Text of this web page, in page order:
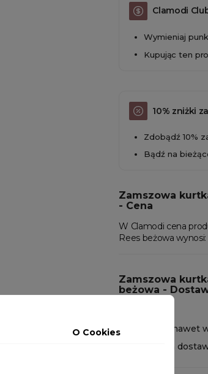
Clamodi
Wymieniaj
Kupując ten
10% zniżki
Zdobądź 10%
Bądź na
Zamszowa
- Cena
W Clamodi cena
Rees beżowa wynosi:
Zamszowa
beżowa -
Wysyłka nawet
Darmowa
O Cookies